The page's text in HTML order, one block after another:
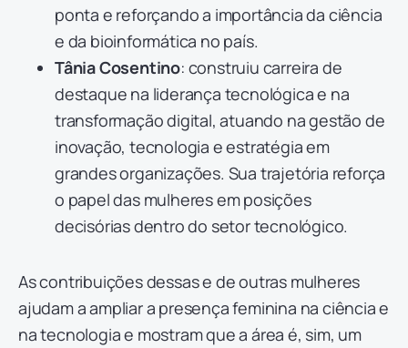
ponta e reforçando a importância da ciência
e da bioinformática no país.
Tânia Cosentino: construiu carreira de
destaque na liderança tecnológica e na
transformação digital, atuando na gestão de
inovação, tecnologia e estratégia em
grandes organizações. Sua trajetória reforça
o papel das mulheres em posições
decisórias dentro do setor tecnológico.
As contribuições dessas e de outras mulheres
ajudam a ampliar a presença feminina na ciência e
na tecnologia e mostram que a área é, sim, um